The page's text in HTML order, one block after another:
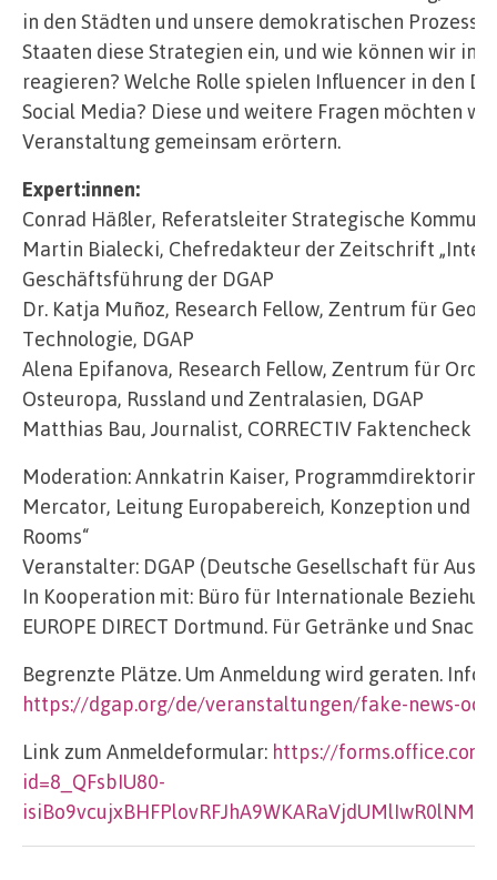
in den Städten und unsere demokratischen
Staaten diese Strategien ein, und wie können wir in
reagieren? Welche Rolle spielen Influencer in den
Social Media? Diese und weitere Fragen möchten
Veranstaltung gemeinsam erörtern.
Expert:innen:
Conrad Häßler, Referatsleiter Strategische
Martin Bialecki, Chefredakteur der Zeitschrift
Geschäftsführung der DGAP
Dr. Katja Muñoz, Research Fellow, Zentrum für
Technologie, DGAP
Alena Epifanova, Research Fellow, Zentrum für
Osteuropa, Russland und Zentralasien, DGAP
Matthias Bau, Journalist, CORRECTIV Faktencheck in
Moderation: Annkatrin Kaiser, Programmdirektorin
Mercator, Leitung Europabereich, Konzeption und
Rooms“
Veranstalter: DGAP (Deutsche Gesellschaft für
In Kooperation mit: Büro für Internationale
EUROPE DIRECT Dortmund. Für Getränke und
Begrenzte Plätze. Um Anmeldung wird geraten.
https://dgap.org/de/veranstaltungen/fake-news-
Link zum Anmeldeformular: https://
id=8_QFsbIU80-